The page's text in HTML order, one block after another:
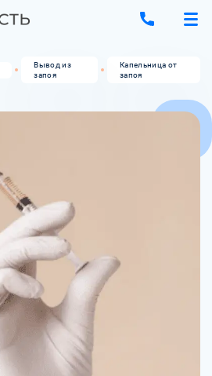
Вывод из
запоя
Капельница от
запоя